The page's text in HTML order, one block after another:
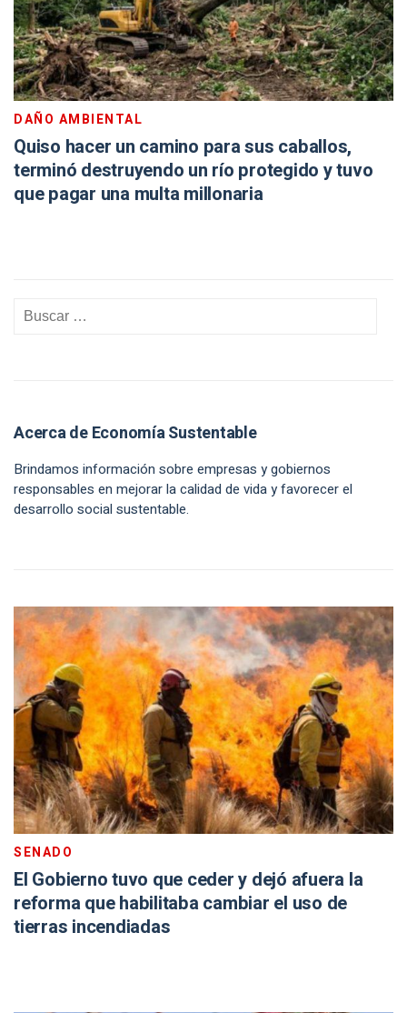
DAÑO AMBIENTAL
Quiso hacer un camino para sus caballos,
terminó destruyendo un río protegido y tuvo
que pagar una multa millonaria
Acerca de Economía Sustentable
Brindamos información sobre empresas y gobiernos
responsables en mejorar la calidad de vida y favorecer el
desarrollo social sustentable.
SENADO
El Gobierno tuvo que ceder y dejó afuera la
reforma que habilitaba cambiar el uso de
tierras incendiadas